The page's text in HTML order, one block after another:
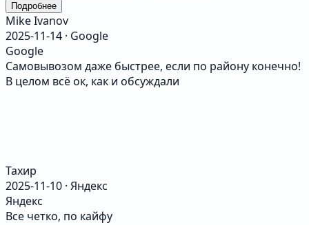
Подробнее
Mike Ivanov
2025-11-14 · Google
Google
Самовывозом даже быстрее, если по району конечно!
В целом всё ок, как и обсуждали
Тахир
2025-11-10 · Яндекс
Яндекс
Все четко, по кайфу